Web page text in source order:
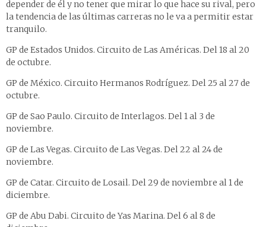
depender de él y no tener que mirar lo que hace su rival, pero
la tendencia de las últimas carreras no le va a permitir estar
tranquilo.
GP de Estados Unidos. Circuito de Las Américas. Del 18 al 20
de octubre.
GP de México. Circuito Hermanos Rodríguez. Del 25 al 27 de
octubre.
GP de Sao Paulo. Circuito de Interlagos. Del 1 al 3 de
noviembre.
GP de Las Vegas. Circuito de Las Vegas. Del 22 al 24 de
noviembre.
GP de Catar. Circuito de Losail. Del 29 de noviembre al 1 de
diciembre.
GP de Abu Dabi. Circuito de Yas Marina. Del 6 al 8 de